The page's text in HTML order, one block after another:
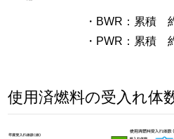
・BWR：累積
・PWR：累積
使用済燃料の受入れ体